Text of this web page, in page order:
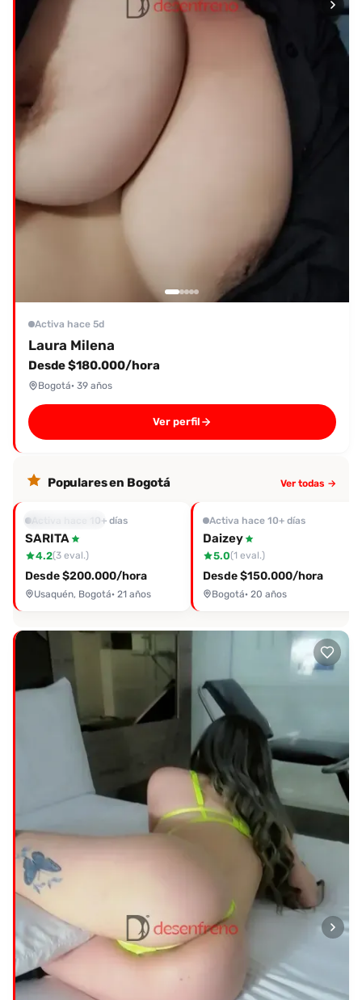
Activa hace 5d
Laura Milena
Desde $180.000/hora
Bogotá· 39 años
Ver perfil
Populares en Bogotá Ver todas →
Mejor evaluada
Activa hace 10+ días
SARITA
4.2(3 eval.)
Desde $200.000/hora
Usaquén, Bogotá· 21 años
Activa hace 10+ días
Daizey
5.0(1 eval.)
Desde $150.000/hora
Bogotá· 20 años